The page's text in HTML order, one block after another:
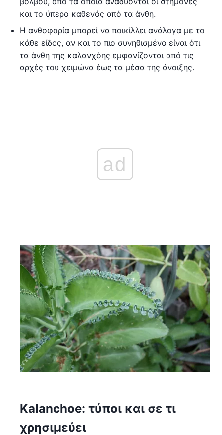
και το ύπερο καθενός από τα άνθη.
Η ανθοφορία μπορεί να ποικίλλει ανάλογα με το
κάθε είδος, αν και το πιο συνηθισμένο είναι ότι
τα άνθη της καλανχόης εμφανίζονται από τις
αρχές του χειμώνα έως τα μέσα της άνοιξης.
ad
Kalanchoe: τύποι και σε τι
χρησιμεύει